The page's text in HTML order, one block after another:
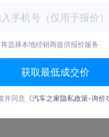
将选择本地经销商提供报价服务
获取最低成交价
并同意 《汽车之家隐私政策-询价